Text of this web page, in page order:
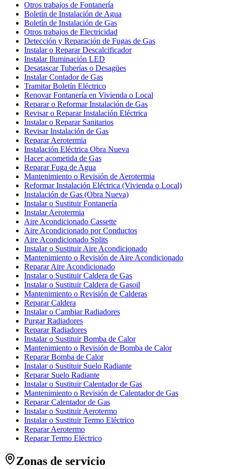
Otros trabajos de Fontanería
Boletín de Instalación de Agua
Boletín de Instalación de Gas
Otros trabajos de Electricidad
Detección y Reparación de Fugas de Gas
Instalar o Reparar Descalcificador
Instalar Iluminación LED
Desatascar Tuberías o Desagües
Instalar Contador de Gas
Tramitar Boletín Eléctrico
Renovar Fontanería en Vivienda o Local
Reparar o Reformar Instalación de Gas
Revisar o Reparar Instalación Eléctrica
Instalar o Reparar Sanitarios
Revisar Instalación de Gas
Reparar Aerotermia
Instalación Eléctrica Obra Nueva
Hacer acometida de Gas
Reparar Fuga de Agua
Mantenimiento o Revisión de Aerotermia
Reformar Instalación Eléctrica (Vivienda o Local)
Instalación de Gas (Obra Nueva)
Instalar o Sustituir Fontanería
Instalar Aerotermia
Aire Acondicionado Cassette
Aire Acondicionado por Conductos
Aire Acondicionado Splits
Instalar o Sustituir Aire Acondicionado
Mantenimiento o Revisión de Aire Acondicionado
Reparar Aire Acondicionado
Instalar o Sustituir Caldera de Gas
Instalar o Sustituir Caldera de Gasoil
Mantenimiento o Revisión de Calderas
Reparar Caldera
Instalar o Cambiar Radiadores
Purgar Radiadores
Reparar Radiadores
Instalar o Sustituir Bomba de Calor
Mantenimiento o Revisión de Bomba de Calor
Reparar Bomba de Calor
Instalar o Sustituir Suelo Radiante
Reparar Suelo Radiante
Instalar o Sustituir Calentador de Gas
Mantenimiento o Revisión de Calentador de Gas
Reparar Calentador de Gas
Instalar o Sustituir Aerotermo
Instalar o Sustituir Termo Eléctrico
Reparar Aerotermo
Reparar Termo Eléctrico
Zonas de servicio